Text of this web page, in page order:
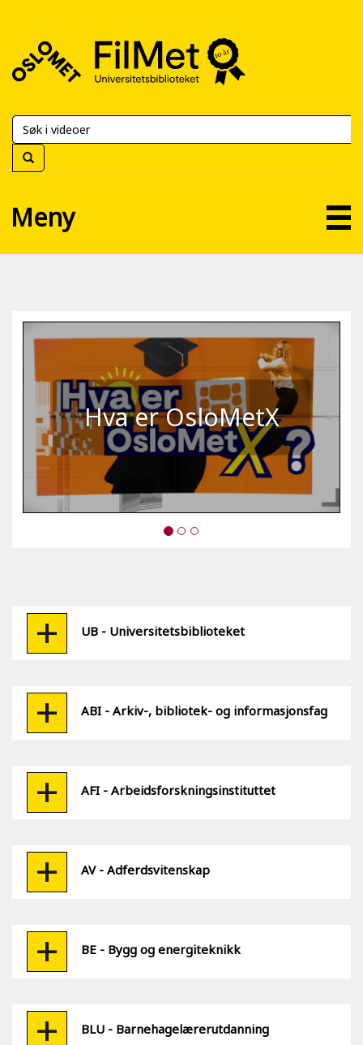
FilMet
Universitetsbiblioteket
Meny
Hva er OsloMetX
UB - Universitetsbiblioteket
ABI - Arkiv-, bibliotek- og informasjonsfag
AFI - Arbeidsforskningsinstituttet
AV - Adferdsvitenskap
BE - Bygg og energiteknikk
BLU - Barnehagelærerutdanning